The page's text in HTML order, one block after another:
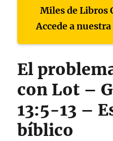
Miles de Libros
Accede a
El
con Lot –
13:5-13 –
bíblico